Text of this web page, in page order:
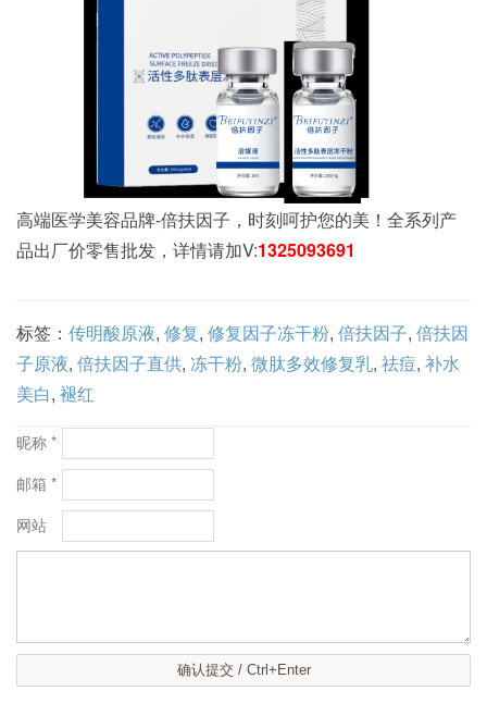
高端医学美容品牌-倍扶因子，时刻呵护您的美！全系列产
品出厂价零售批发，详情请加V:1325093691
标签： 传明酸原液, 修复, 修复因子冻干粉, 倍扶因子, 倍扶因
子原液, 倍扶因子直供, 冻干粉, ​微肽多效修复乳, 祛痘, 补水
美白, 褪红
昵称 *
邮箱 *
网站